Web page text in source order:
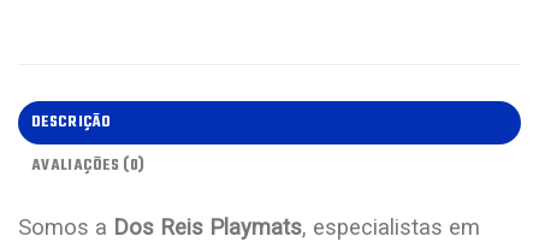
DESCRIÇÃO
AVALIAÇÕES (0)
Somos a Dos Reis Playmats, especialistas em